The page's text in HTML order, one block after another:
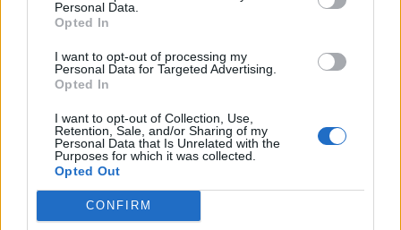
Personal Data.
Opted In
I want to opt-out of processing my
Personal Data for Targeted Advertising.
Opted In
I want to opt-out of Collection, Use,
Retention, Sale, and/or Sharing of my
Personal Data that Is Unrelated with the
Purposes for which it was collected.
Opted Out
CONFIRM
des solutions de ménage respectueuses de l’environnement.
Grâce à cette double casquette de journaliste et de maman
accessibles, permettant à ses lecteurs de mieux naviguer
dans les enjeux de la santé moderne tout en adoptant des
SUR LE MÊME THÈME
10 dépenses invisibles qui ruinent votre
budget sans que vous le sachiez